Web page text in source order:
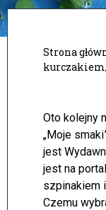
Strona
Oto kolejny
„Moje
jest
jest na
szpinakiem
Czemu